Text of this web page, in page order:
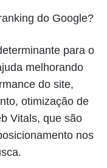
do Google?
para o
melhorando
do site,
otimização de
Vitals, que são
nos